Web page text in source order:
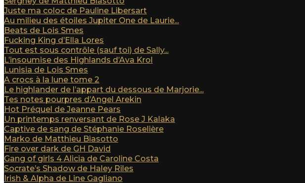
Juste ma coloc de Pauline Libersart
Au milieu des étoiles Jupiter One de Laurie...
Beats de Lois Smes
Fucking King d’Ella Lores
Tout est sous contrôle (sauf toi) de Sally...
L’insoumise des Highlands d’Ava Krol
Lunisia de Lois Smes
A crocs à la lune tome 2
Le highlander de l’appart du dessous de Marjorie...
Tes notes pourpres d’Angel Arekin
Hot Préquel de Jeanne Pears
Un printemps renversant de Rose J Kalaka
Captive de sang de Stéphanie Roselière
Marko de Matthieu Biasotto
Fire over dark de GH David
Gang of girls 4 Alicia de Caroline Costa
Socrate’s Shadow de Haley Riles
Irish & Alpha de Line Gagliano